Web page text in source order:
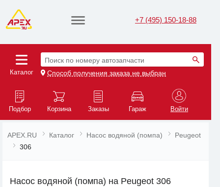
+7 (495) 150-18-88
Каталог
Поиск по номеру автозапчасти
Способ получения заказа не выбран
Подбор Корзина Заказы Гараж Войти
APEX.RU Каталог Насос водяной (помпа)
Peugeot
306
Насос водяной (помпа) на Peugeot 306